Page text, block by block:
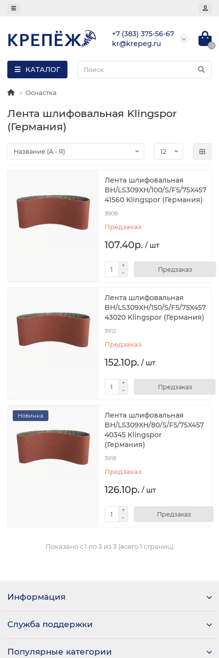
+7 (383) 375-56-67
kr@krepeg.ru
0
КАТАЛОГ
Оснастка
Лента шлифовальная Klingspor
(Германия)
Лента шлифовальная
BH/LS309XH/100/S/F5/75X457
41560 Klingspor (Германия)
3908
Предзаказ
107.40р. / шт
Предзаказ
Лента шлифовальная
BH/LS309XH/150/S/F5/75X457
43020 Klingspor (Германия)
3912
Предзаказ
152.10р. / шт
Предзаказ
Новинка
Лента шлифовальная
BH/LS309XH/80/S/F5/75X457
40345 Klingspor
(Германия)
3918
Предзаказ
126.10р. / шт
Предзаказ
Показано с 1 по 3 из 3 (всего 1 страниц)
Информация
Служба поддержки
Популярные категории